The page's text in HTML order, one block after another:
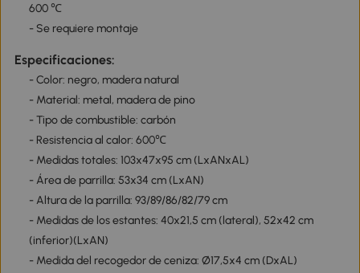
600 ℃
- Se requiere montaje
Especificaciones:
- Color: negro, madera natural
- Material: metal, madera de pino
- Tipo de combustible: carbón
- Resistencia al calor: 600℃
- Medidas totales: 103x47x95 cm (LxANxAL)
- Área de parrilla: 53x34 cm (LxAN)
- Altura de la parrilla: 93/89/86/82/79 cm
- Medidas de los estantes: 40x21,5 cm (lateral), 52x42 cm
(inferior)(LxAN)
- Medida del recogedor de ceniza: Ø17,5x4 cm (DxAL)